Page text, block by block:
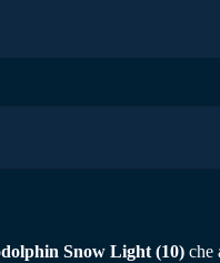
Snow Light (10) che